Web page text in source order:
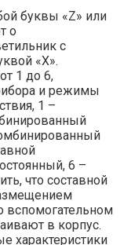
буквы «Z» или
о
с
«X».
1 до 6,
и режимы
1 –
6 –
что составной
вспомогательном
в корпус.
характеристики